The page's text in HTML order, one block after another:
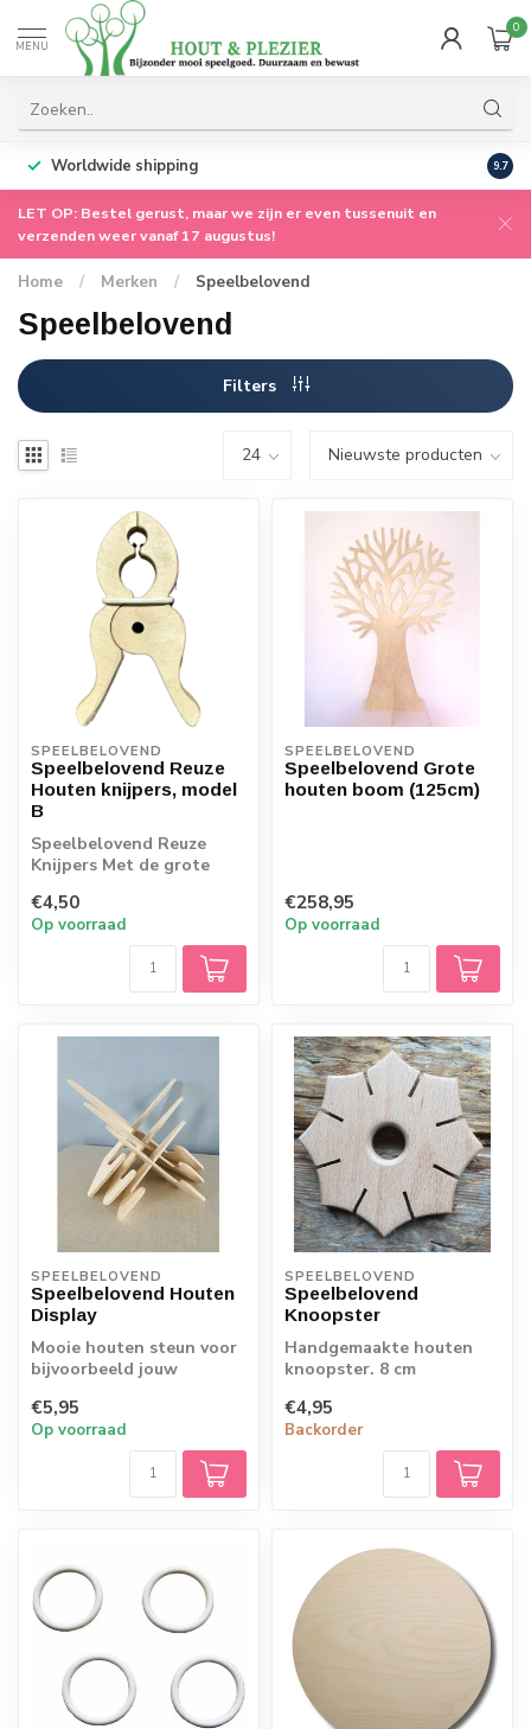
MENU
0
Worldwide shipping 9.7
LET OP: Bestel gerust, maar we zijn er even tussenuit en
verzenden weer vanaf 17 augustus!
Home / Merken / Speelbelovend
Speelbelovend
Filters
SPEELBELOVEND
Speelbelovend Reuze
Houten knijpers, model
B
Speelbelovend Reuze
Knijpers Met de grote
Speelbelovend, kan...
€4,50
Op voorraad
SPEELBELOVEND
Speelbelovend Grote
houten boom (125cm)
€258,95
Op voorraad
SPEELBELOVEND
Speelbelovend Houten
Display
Mooie houten steun voor
bijvoorbeeld jouw
kaart op de se...
€5,95
Op voorraad
SPEELBELOVEND
Speelbelovend
Knoopster
Handgemaakte houten
knoopster. 8 cm
€4,95
Backorder